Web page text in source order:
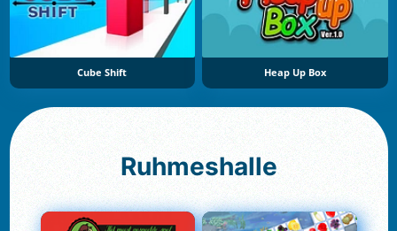
Cube Shift Heap Up Box
Ruhmeshalle